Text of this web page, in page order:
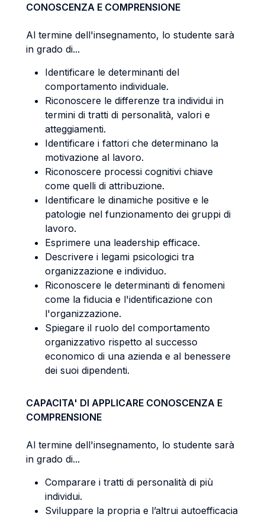
CONOSCENZA E COMPRENSIONE
Al termine dell'insegnamento, lo studente sarà
in grado di...
Identificare le determinanti del
comportamento individuale.
Riconoscere le differenze tra individui in
termini di tratti di personalità, valori e
atteggiamenti.
Identificare i fattori che determinano la
motivazione al lavoro.
Riconoscere processi cognitivi chiave
come quelli di attribuzione.
Identificare le dinamiche positive e le
patologie nel funzionamento dei gruppi di
lavoro.
Esprimere una leadership efficace.
Descrivere i legami psicologici tra
organizzazione e individuo.
Riconoscere le determinanti di fenomeni
come la fiducia e l'identificazione con
l'organizzazione.
Spiegare il ruolo del comportamento
organizzativo rispetto al successo
economico di una azienda e al benessere
dei suoi dipendenti.
CAPACITA' DI APPLICARE CONOSCENZA E
COMPRENSIONE
Al termine dell'insegnamento, lo studente sarà
in grado di...
Comparare i tratti di personalità di più
individui.
Sviluppare la propria e l’altrui autoefficacia